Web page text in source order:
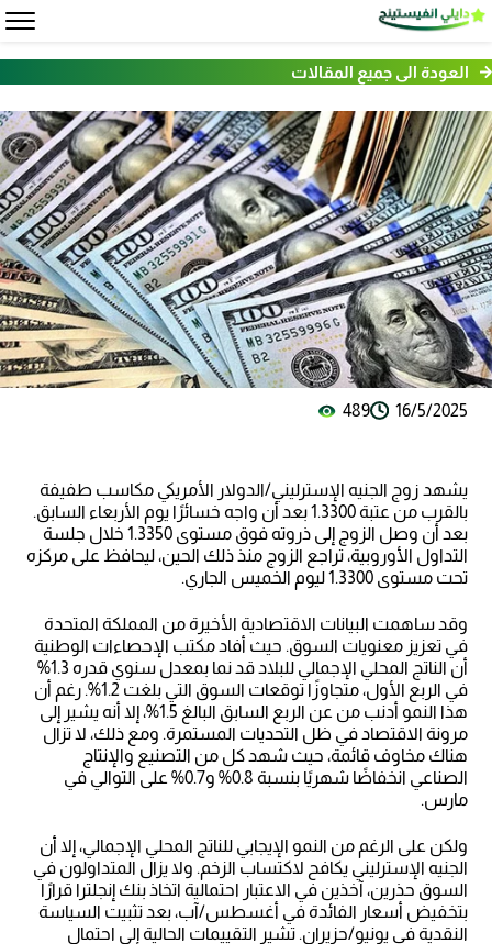
العودة الى جميع المقالات
16/5/2025
489
يشهد زوج الجنيه الإسترليني/الدولار الأمريكي مكاسب طفيفة
بالقرب من عتبة 1.3300 بعد أن واجه خسائرًا يوم الأربعاء السابق.
بعد أن وصل الزوج إلى ذروته فوق مستوى 1.3350 خلال جلسة
التداول الأوروبية، تراجع الزوج منذ ذلك الحين، ليحافظ على مركزه
تحت مستوى 1.3300 ليوم الخميس الجاري.
وقد ساهمت البيانات الاقتصادية الأخيرة من المملكة المتحدة
في تعزيز معنويات السوق. حيث أفاد مكتب الإحصاءات الوطنية
أن الناتج المحلي الإجمالي للبلاد قد نما بمعدل سنوي قدره 1.3%
في الربع الأول، متجاوزًا توقعات السوق التي بلغت 1.2%. رغم أن
هذا النمو أدنب من عن الربع السابق البالغ 1.5%، إلا أنه يشير إلى
مرونة الاقتصاد في ظل التحديات المستمرة. ومع ذلك، لا تزال
هناك مخاوف قائمة، حيث شهد كل من التصنيع والإنتاج
الصناعي انخفاضًا شهريًا بنسبة 0.8% و0.7% على التوالي في
مارس.
ولكن على الرغم من النمو الإيجابي للناتج المحلي الإجمالي، إلا أن
الجنيه الإسترليني يكافح لاكتساب الزخم. ولا يزال المتداولون في
السوق حذرين، آخذين في الاعتبار احتمالية اتخاذ بنك إنجلترا قرارًا
بتخفيض أسعار الفائدة في أغسطس/آب، بعد تثبيت السياسة
النقدية في يونيو/حزيران. تشير التقييمات الحالية إلى احتمال